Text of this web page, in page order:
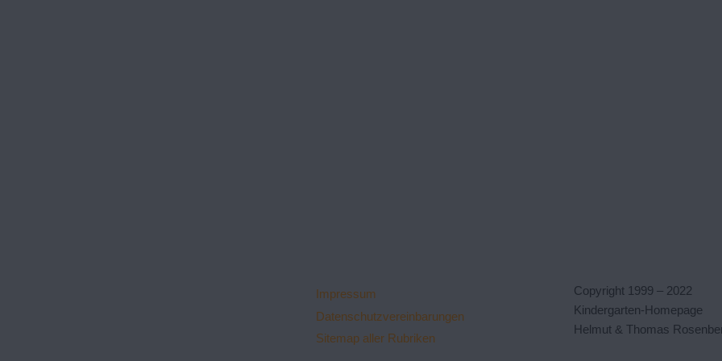
Impressum
Datenschutzvereinbarungen
Sitemap aller Rubriken
Copyright 1999 – 2022
Kindergarten-Homepage
Helmut & Thomas